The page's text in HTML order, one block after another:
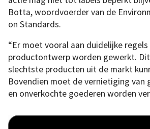
Botta, woordvoerder van de
on Standards.
“Er moet vooral aan duidelijke
productontwerp worden gewerkt.
slechtste producten uit de markt
Bovendien moet de vernietiging van
en onverkochte goederen worden